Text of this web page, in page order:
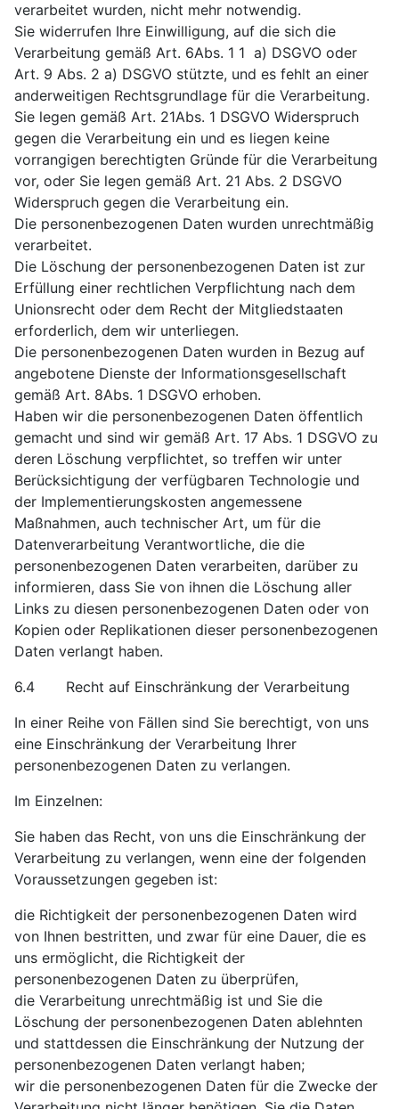
verarbeitet wurden, nicht mehr notwendig.
Sie widerrufen Ihre Einwilligung, auf die sich die
Verarbeitung gemäß Art. 6Abs. 1 1 a) DSGVO oder
Art. 9 Abs. 2 a) DSGVO stützte, und es fehlt an einer
anderweitigen Rechtsgrundlage für die Verarbeitung.
Sie legen gemäß Art. 21Abs. 1 DSGVO Widerspruch
gegen die Verarbeitung ein und es liegen keine
vorrangigen berechtigten Gründe für die Verarbeitung
vor, oder Sie legen gemäß Art. 21 Abs. 2 DSGVO
Widerspruch gegen die Verarbeitung ein.
Die personenbezogenen Daten wurden unrechtmäßig
verarbeitet.
Die Löschung der personenbezogenen Daten ist zur
Erfüllung einer rechtlichen Verpflichtung nach dem
Unionsrecht oder dem Recht der Mitgliedstaaten
erforderlich, dem wir unterliegen.
Die personenbezogenen Daten wurden in Bezug auf
angebotene Dienste der Informationsgesellschaft
gemäß Art. 8Abs. 1 DSGVO erhoben.
Haben wir die personenbezogenen Daten öffentlich
gemacht und sind wir gemäß Art. 17 Abs. 1 DSGVO zu
deren Löschung verpflichtet, so treffen wir unter
Berücksichtigung der verfügbaren Technologie und
der Implementierungskosten angemessene
Maßnahmen, auch technischer Art, um für die
Datenverarbeitung Verantwortliche, die die
personenbezogenen Daten verarbeiten, darüber zu
informieren, dass Sie von ihnen die Löschung aller
Links zu diesen personenbezogenen Daten oder von
Kopien oder Replikationen dieser personenbezogenen
Daten verlangt haben.
6.4 Recht auf Einschränkung der Verarbeitung
In einer Reihe von Fällen sind Sie berechtigt, von uns
eine Einschränkung der Verarbeitung Ihrer
personenbezogenen Daten zu verlangen.
Im Einzelnen:
Sie haben das Recht, von uns die Einschränkung der
Verarbeitung zu verlangen, wenn eine der folgenden
Voraussetzungen gegeben ist:
die Richtigkeit der personenbezogenen Daten wird
von Ihnen bestritten, und zwar für eine Dauer, die es
uns ermöglicht, die Richtigkeit der
personenbezogenen Daten zu überprüfen,
die Verarbeitung unrechtmäßig ist und Sie die
Löschung der personenbezogenen Daten ablehnten
und stattdessen die Einschränkung der Nutzung der
personenbezogenen Daten verlangt haben;
wir die personenbezogenen Daten für die Zwecke der